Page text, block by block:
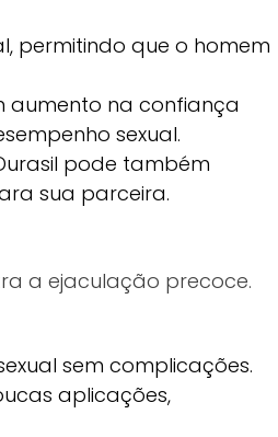
permitindo que o homem
aumento na confiança
sexual.
pode também
sua parceira.
a ejaculação precoce.
sem complicações.
aplicações,